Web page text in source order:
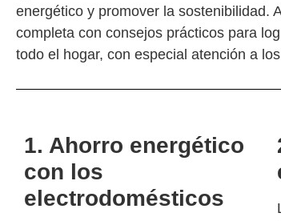
energético y promover la sostenibilidad.
completa con consejos prácticos para
todo el hogar, con especial atención a
1. Ahorro energético
con los
electrodomésticos